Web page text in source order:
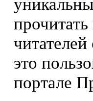
это
портале